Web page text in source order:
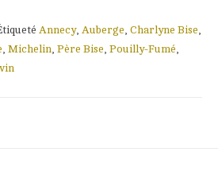
Annecy, Auberge Charlyne Bise
Michelin Père Bise Pouilly-Fumé
vin